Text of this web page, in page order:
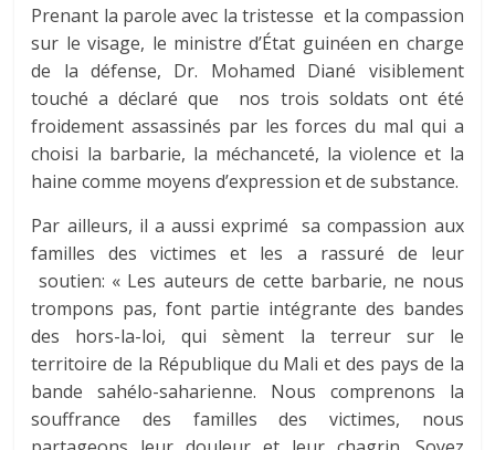
Prenant la parole avec la tristesse et la compassion
sur le visage, le ministre d’État guinéen en charge
de la défense, Dr. Mohamed Diané visiblement
touché a déclaré que nos trois soldats ont été
froidement assassinés par les forces du mal qui a
choisi la barbarie, la méchanceté, la violence et la
haine comme moyens d’expression et de substance.
Par ailleurs, il a aussi exprimé sa compassion aux
familles des victimes et les a rassuré de leur
soutien: « Les auteurs de cette barbarie, ne nous
trompons pas, font partie intégrante des bandes
des hors-la-loi, qui sèment la terreur sur le
territoire de la République du Mali et des pays de la
bande sahélo-saharienne. Nous comprenons la
souffrance des familles des victimes, nous